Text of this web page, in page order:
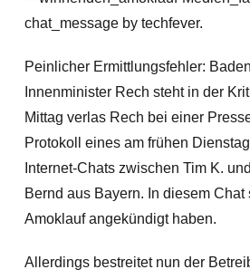
Peinlicher Ermittlungsfehler:
Innenminister Rech steht in der
Mittag verlas Rech bei einer
Protokoll eines am frühen
Internet-Chats zwischen Tim K.
Bernd aus Bayern. In diesem Chat
Amoklauf angekündigt haben.
Allerdings bestreitet nun der